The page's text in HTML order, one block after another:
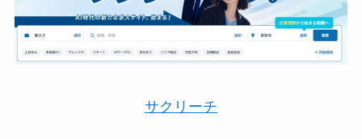
サクリーチ